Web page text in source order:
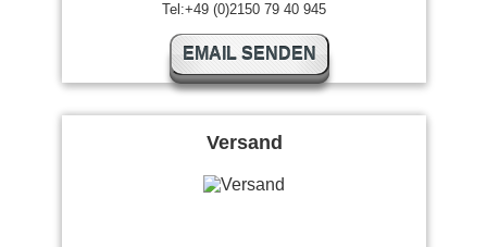
Tel:+49 (0)2150 79 40 945
EMAIL SENDEN
Versand